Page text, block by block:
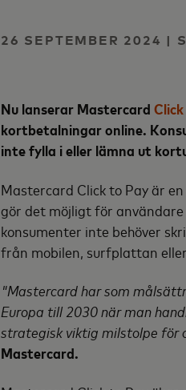
26 SEPTEMBER 2024 |
Nu lanserar Mastercard
kortbetalningar online.
inte fylla i eller lämna ut
Mastercard Click to Pay är
gör det möjligt för
konsumenter inte behöver
från mobilen, surfplattan
"Mastercard har som
Europa till 2030 när man
strategisk viktig milstolpe för
Mastercard.